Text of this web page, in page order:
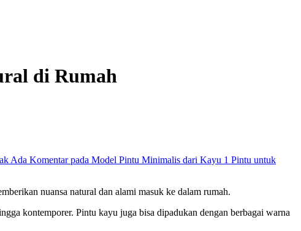
di Rumah
Ada Komentarpada Model Pintu Minimalis dari Kayu 1 Pintu untuk
nuansa natural dan alami masuk ke dalam rumah.
kontemporer. Pintu kayu juga bisa dipadukan dengan berbagai warna